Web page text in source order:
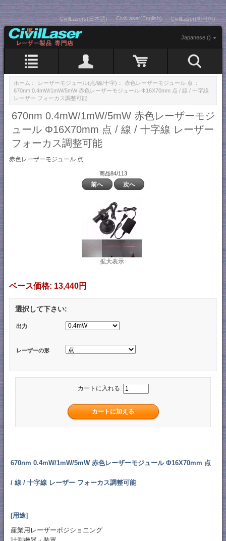
CivilLasers(日本語) CivilLaser(English) CivilLaser(한국어)
Japanese ()
ホーム :: レーザーモジュール(点/線/十字) :: 赤色レーザーモジュール 点 ::
670nm 0.4mW/1mW/5mW 赤色レーザーモジュール Φ16X70mm 点 / 線 / 十字線
レーザー フォーカス調整可能
670nm 0.4mW/1mW/5mW 赤色レーザーモジ
ュール Φ16X70mm 点 / 線 / 十字線 レーザー
フォーカス調整可能
赤色レーザーモジュール 点
商品84/113
前へ 次へ
拡大表示
ベース価格: 13,440円
選択して下さい:
出力
レーザーの形
カートに入れる:
670nm 0.4mW/1mW/5mW 赤色レーザーモジュール Φ16X70mm 点
/ 線 / 十字線 レーザー フォーカス調整可能
[用途]
産業用レーザーポジショニング